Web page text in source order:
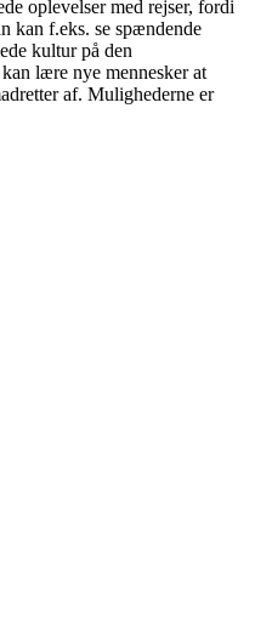
oplevelser med rejser, fordi
kan f.eks. se spændende
kultur på den
lære nye mennesker at
af. Mulighederne er